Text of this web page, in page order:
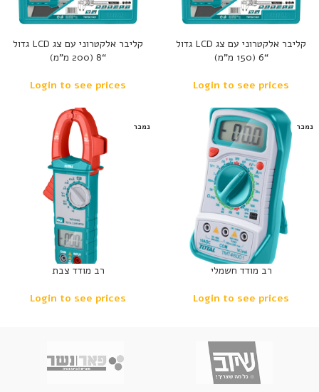
קליבר אלקטרוני עם צג LCD גדול
“6 (150 מ”מ)
Login to see prices
קליבר אלקטרוני עם צג LCD גדול
“8 (200 מ”מ)
Login to see prices
נמכר
רב מודד חשמלי
Login to see prices
נמכר
רב מודד צבת
Login to see prices